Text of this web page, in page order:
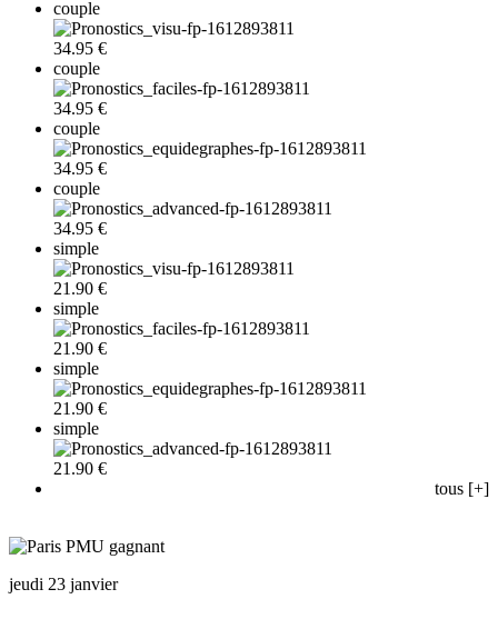
couple
34.95 €
couple
34.95 €
couple
34.95 €
couple
34.95 €
simple
21.90 €
simple
21.90 €
simple
21.90 €
simple
21.90 €
tous [+]
jeudi 23 janvier